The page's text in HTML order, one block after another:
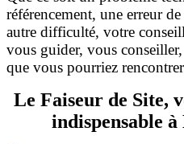
référencement, une erreur
autre difficulté, votre
vous guider, vous
que vous pourriez
Le Faiseur de Site,
indispensable à